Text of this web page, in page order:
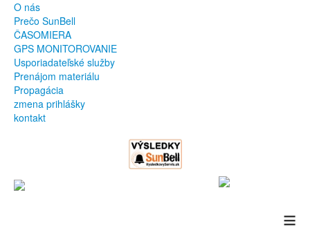
O nás
Prečo SunBell
ČASOMIERA
GPS MONITOROVANIE
Usporiadateľské služby
Prenájom materiálu
Propagácia
zmena prihlášky
kontakt
≡